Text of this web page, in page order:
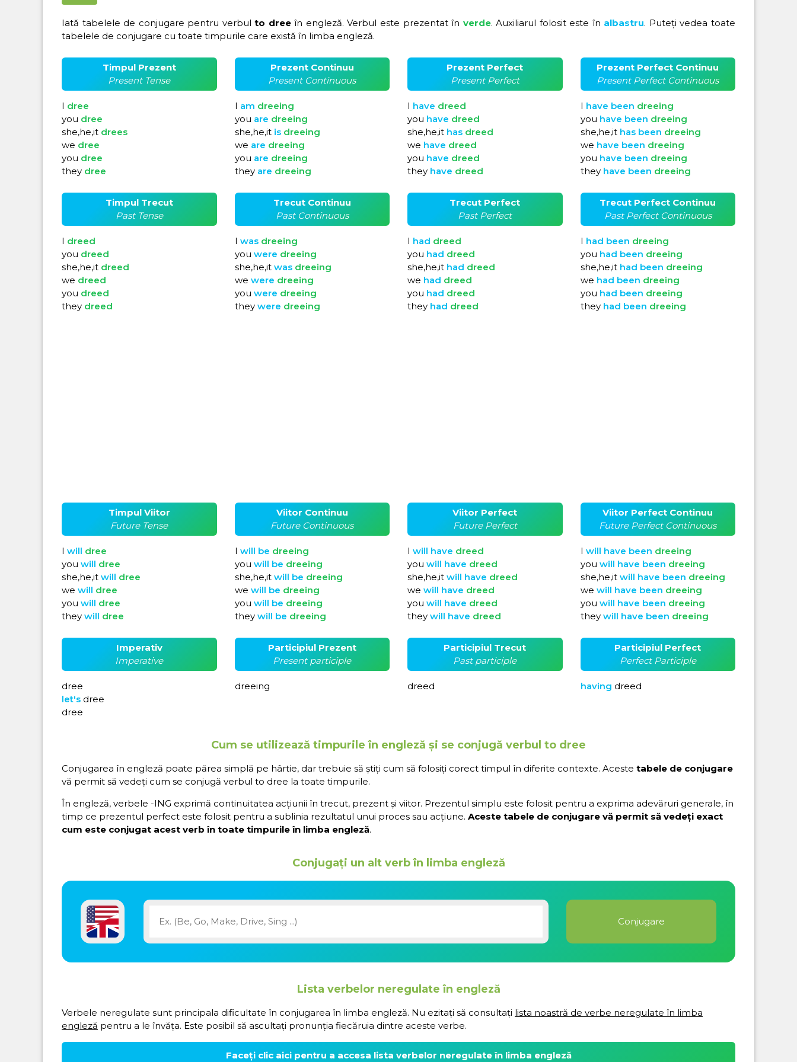
Iată tabelele de conjugare pentru verbulto dreeîn engleză. Verbul este prezentat în verde. Auxiliarul folosit este în albastru. Puteți vedea toate
tabelele de conjugare cu toate timpurile care există în limba engleză.
Timpul Prezent
Present Tense
I dree
you dree
she,he,it drees
we dree
you dree
they dree
Prezent Continuu
Present Continuous
I am dreeing
you are dreeing
she,he,it is dreeing
we are dreeing
you are dreeing
they are dreeing
Prezent Perfect
Present Perfect
I have dreed
you have dreed
she,he,it has dreed
we have dreed
you have dreed
they have dreed
Prezent Perfect Continuu
Present Perfect Continuous
I have been dreeing
you have been dreeing
she,he,it has been dreeing
we have been dreeing
you have been dreeing
they have been dreeing
Timpul Trecut
Past Tense
I dreed
you dreed
she,he,it dreed
we dreed
you dreed
they dreed
Trecut Continuu
Past Continuous
I was dreeing
you were dreeing
she,he,it was dreeing
we were dreeing
you were dreeing
they were dreeing
Trecut Perfect
Past Perfect
I had dreed
you had dreed
she,he,it had dreed
we had dreed
you had dreed
they had dreed
Trecut Perfect Continuu
Past Perfect Continuous
I had been dreeing
you had been dreeing
she,he,it had been dreeing
we had been dreeing
you had been dreeing
they had been dreeing
Timpul Viitor
Future Tense
I will dree
you will dree
she,he,it will dree
we will dree
you will dree
they will dree
Viitor Continuu
Future Continuous
I will be dreeing
you will be dreeing
she,he,it will be dreeing
we will be dreeing
you will be dreeing
they will be dreeing
Viitor Perfect
Future Perfect
I will have dreed
you will have dreed
she,he,it will have dreed
we will have dreed
you will have dreed
they will have dreed
Viitor Perfect Continuu
Future Perfect Continuous
I will have been dreeing
you will have been dreeing
she,he,it will have been dreeing
we will have been dreeing
you will have been dreeing
they will have been dreeing
Imperativ
Imperative
dree
let's dree
dree
Participiul Prezent
Present participle
dreeing
Participiul Trecut
Past participle
dreed
Participiul Perfect
Perfect Participle
having dreed
Cum se utilizează timpurile în engleză și se conjugă verbul to dree
Conjugarea în engleză poate părea simplă pe hârtie, dar trebuie să știți cum să folosiți corect timpul în diferite contexte. Aceste tabele de conjugare
vă permit să vedeți cum se conjugă verbul to dree la toate timpurile.
În engleză, verbele -ING exprimă continuitatea acțiunii în trecut, prezent și viitor. Prezentul simplu este folosit pentru a exprima adevăruri generale, în
timp ce prezentul perfect este folosit pentru a sublinia rezultatul unui proces sau acțiune. Aceste tabele de conjugare vă permit să vedeți exact
cum este conjugat acest verb în toate timpurile în limba engleză.
Conjugați un alt verb în limba engleză
Lista verbelor neregulate în engleză
Verbele neregulate sunt principala dificultate în conjugarea în limba engleză. Nu ezitați să consultați lista noastră de verbe neregulate în limba
engleză pentru a le învăța. Este posibil să ascultați pronunția fiecăruia dintre aceste verbe.
Faceți clic aici pentru a accesa lista verbelor neregulate în limba engleză